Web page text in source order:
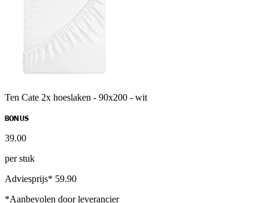
Ten Cate 2x hoeslaken - 90x200 - wit
BONUS
39.00
per stuk
Adviesprijs* 59.90
*Aanbevolen door leverancier